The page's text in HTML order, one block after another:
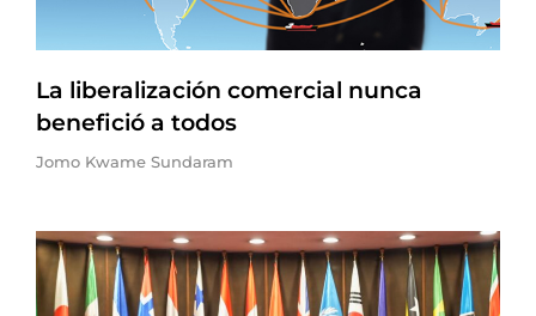
La liberalización comercial nunca
benefició a todos
Jomo Kwame Sundaram